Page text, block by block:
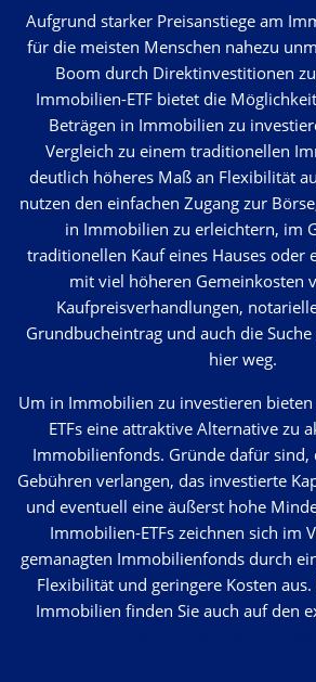
Aufgrund starker Preisanstiege am
für die meisten Menschen nahezu
Boom durch Direktinvestitionen
Immobilien-ETF bietet die
Beträgen in Immobilien zu
Vergleich zu einem traditionellen
deutlich höheres Maß an Flexibilität
nutzen den einfachen Zugang zur
in Immobilien zu erleichtern, im
traditionellen Kauf eines Hauses oder
mit viel höheren Gemeinkosten
Kaufpreisverhandlungen,
Grundbucheintrag und auch die
hier weg.
Um in Immobilien zu investieren
ETFs eine attraktive Alternative zu
Immobilienfonds. Gründe dafür sind,
Gebühren verlangen, das investierte
und eventuell eine äußerst hohe
Immobilien-ETFs zeichnen sich im
gemanagten Immobilienfonds durch
Flexibilität und geringere Kosten
Immobilien finden Sie auch auf den